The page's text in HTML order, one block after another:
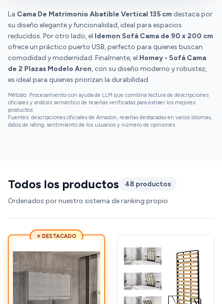
La Cama De Matrimonio Abatible Vertical 135 cm destaca por
su diseño elegante y funcionalidad, ideal para espacios
reducidos. Por otro lado, el Idemon Sofá Cama de 90 x 200 cm
ofrece un práctico puerto USB, perfecto para quienes buscan
comodidad y modernidad. Finalmente, el Homey - Sofá Cama
de 2 Plazas Modelo Aron, con su diseño moderno y robustez,
es ideal para quienes priorizan la durabilidad.
Método: Procesamiento con ayuda de LLM que combina lectura de descripciones
oficiales y análisis semántico de reseñas verificadas para extraer los mejores
productos
Fuentes: descripciones oficiales de Amazon, reseñas destacadas en varios idiomas,
datos de rating, sentimiento de los usuarios y número de opiniones
Todos los productos
48 productos
Ordenados por nuestro sistema de ranking propio
⭐ DESTACADO